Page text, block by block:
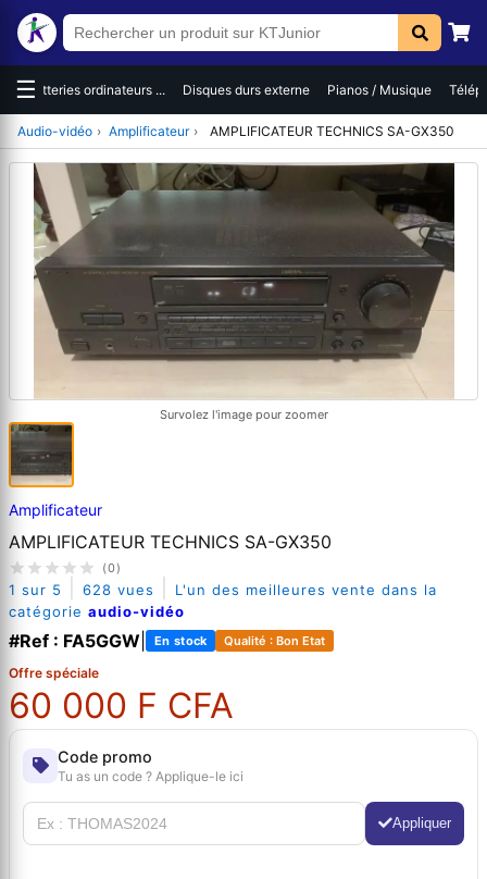
☰Batteries ordinateurs ... Disques durs externe Pianos / Musique
Audio-vidéo › Amplificateur › AMPLIFICATEUR TECHNICS SA-GX350
Survolez l'image pour zoomer
Amplificateur
AMPLIFICATEUR TECHNICS SA-GX350
(0)
1 sur 5 628 vues
L'un des meilleures vente dans la
catégorie audio-vidéo
#Ref : FA5GGW En stock Qualité : Bon Etat
Offre spéciale
60 000 F CFA
Code promo
Tu as un code ? Applique-le ici
Appliquer